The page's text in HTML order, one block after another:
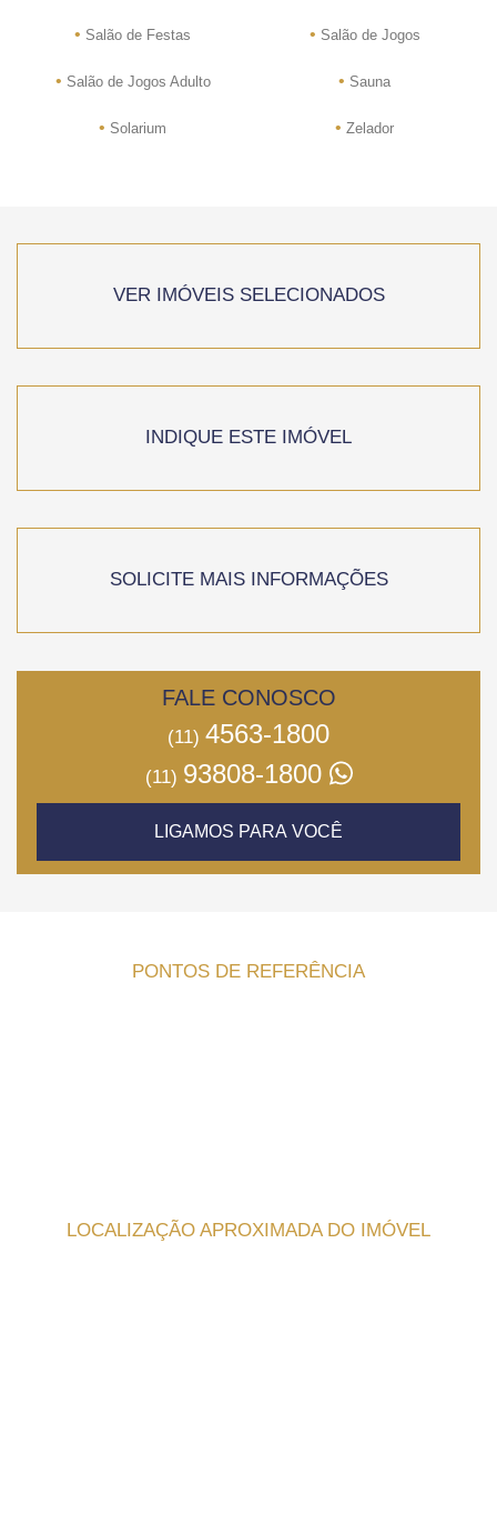
• Salão de Festas • Salão de Jogos
• Salão de Jogos Adulto • Sauna
• Solarium • Zelador
VER IMÓVEIS SELECIONADOS
INDIQUE ESTE IMÓVEL
SOLICITE MAIS INFORMAÇÕES
FALE CONOSCO
(11) 4563-1800
(11) 93808-1800
LIGAMOS PARA VOCÊ
PONTOS DE REFERÊNCIA
LOCALIZAÇÃO APROXIMADA DO IMÓVEL